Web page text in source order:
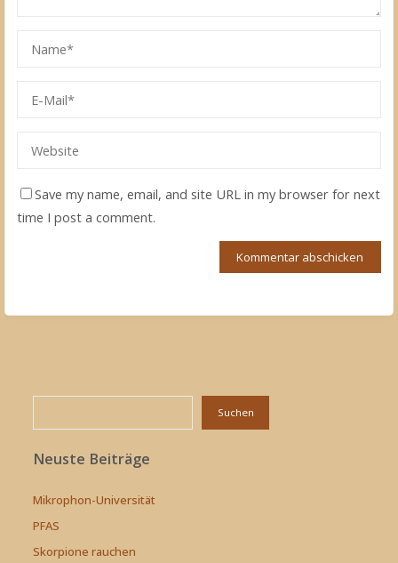
Save my name, email, and site URL in my browser for next
time I post a comment.
Suchen
Neuste Beiträge
Mikrophon-Universität
PFAS
Skorpione rauchen